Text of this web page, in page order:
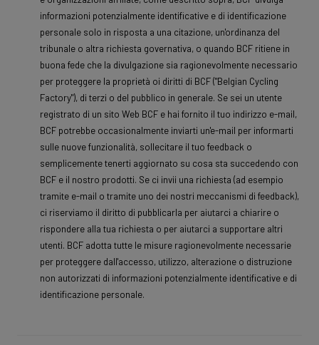
informazioni potenzialmente identificative e di identificazione
personale solo in risposta a una citazione, un'ordinanza del
tribunale o altra richiesta governativa, o quando BCF ritiene in
buona fede che la divulgazione sia ragionevolmente necessario
per proteggere la proprietà oi diritti di BCF ("Belgian Cycling
Factory"), di terzi o del pubblico in generale. Se sei un utente
registrato di un sito Web BCF e hai fornito il tuo indirizzo e-mail,
BCF potrebbe occasionalmente inviarti un'e-mail per informarti
sulle nuove funzionalità, sollecitare il tuo feedback o
semplicemente tenerti aggiornato su cosa sta succedendo con
BCF e il nostro prodotti. Se ci invii una richiesta (ad esempio
tramite e-mail o tramite uno dei nostri meccanismi di feedback),
ci riserviamo il diritto di pubblicarla per aiutarci a chiarire o
rispondere alla tua richiesta o per aiutarci a supportare altri
utenti. BCF adotta tutte le misure ragionevolmente necessarie
per proteggere dall'accesso, utilizzo, alterazione o distruzione
non autorizzati di informazioni potenzialmente identificative e di
identificazione personale.